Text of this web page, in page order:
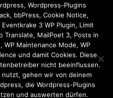
und haben einePledge
Wordpress-Plugins
bbPress, Cookie Notice,
3 WP Plugin, Limit
Translate, MailPoet 3, Posts in
WP Maintenance Mode, WP
und damit Cookies. Diese
nicht beeinflussen.
gehen wir von deinem
die Wordpress-Plugins
und auswerten dürfen.